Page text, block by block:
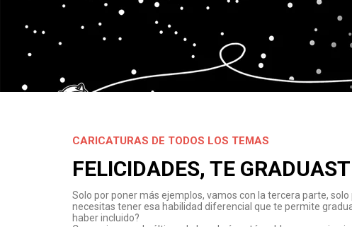
CARICATURAS DE TODOS LOS TEMAS
FELICIDADES, TE
Solo por poner más ejemplos, vamos con la tercera parte,
necesitas tener esa habilidad diferencial que te permite
haber incluido?